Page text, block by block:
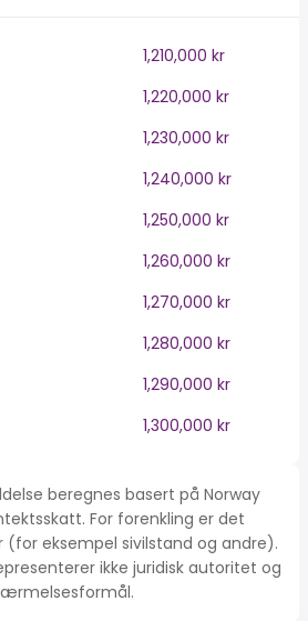
1,210,000 kr
1,220,000 kr
1,230,000 kr
1,240,000 kr
1,250,000 kr
1,260,000 kr
1,270,000 kr
1,280,000 kr
1,290,000 kr
1,300,000 kr
beregnes basert på Norway
For forenkling er det
eksempel sivilstand og andre).
ikke juridisk autoritet og